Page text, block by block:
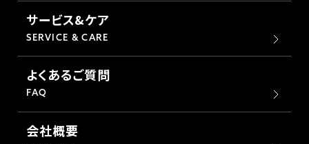
サービス&ケア
SERVICE & CARE
よくあるご質問
FAQ
会社概要